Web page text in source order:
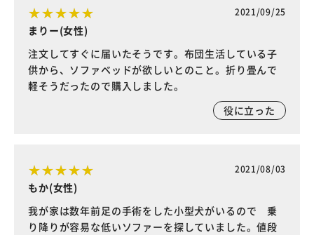
2021/09/25
まりー(女性)
注文してすぐに届いたそうです。布団生活している子
供から、ソファベッドが欲しいとのこと。折り畳んで
軽そうだったので購入しました。
役に立った
2021/08/03
もか(女性)
我が家は数年前足の手術をした小型犬がいるので 乗
り降りが容易な低いソファーを探していました。値段